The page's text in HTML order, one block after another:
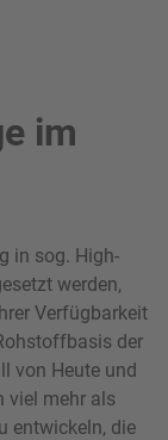
im
in sog. High-
werden,
Verfügbarkeit
der
von Heute und
viel mehr als
entwickeln, die